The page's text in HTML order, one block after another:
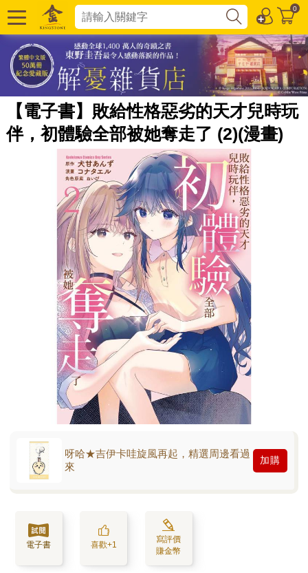
0
【電子書】敗給性格惡劣的天才兒時玩
伴，初體驗全部被她奪走了 (2)(漫畫)
呀哈★吉伊卡哇旋風再起，精選周邊看過
來
加購
電子書 喜歡+1
寫評價
賺金幣